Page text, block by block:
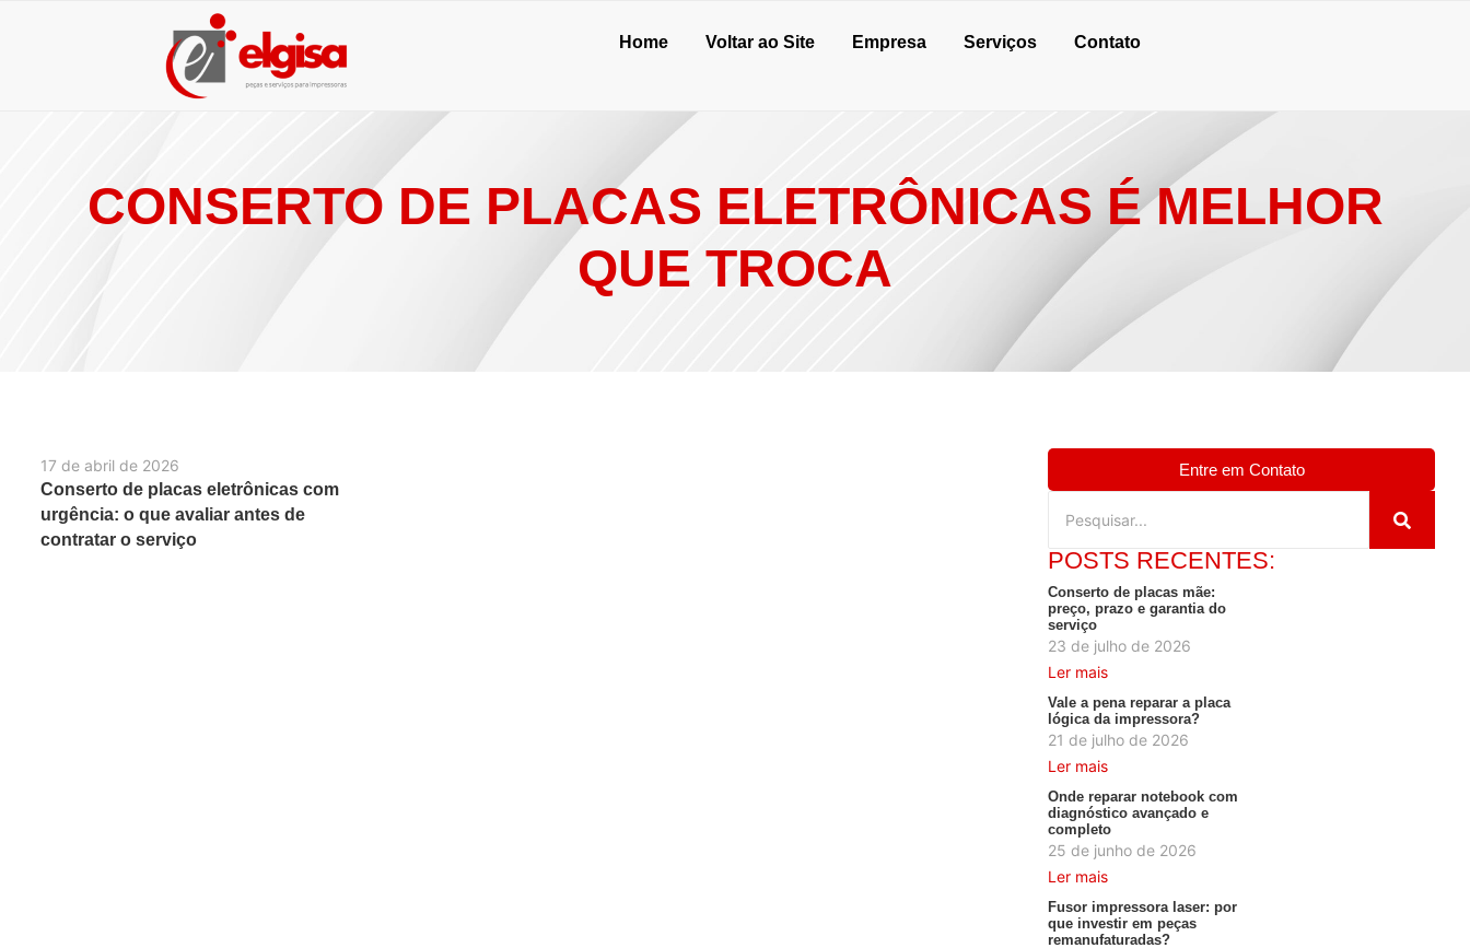
Home Voltar ao Site Empresa Serviços Contato
CONSERTO DE PLACAS ELETRÔNICAS É MELHOR
QUE TROCA
17 de abril de 2026
Conserto de placas eletrônicas com
urgência: o que avaliar antes de
contratar o serviço
Entre em Contato
POSTS RECENTES:
Conserto de placas mãe:
preço, prazo e garantia do
serviço
23 de julho de 2026
Ler mais
Vale a pena reparar a placa
lógica da impressora?
21 de julho de 2026
Ler mais
Onde reparar notebook com
diagnóstico avançado e
completo
25 de junho de 2026
Ler mais
Fusor impressora laser: por
que investir em peças
remanufaturadas?